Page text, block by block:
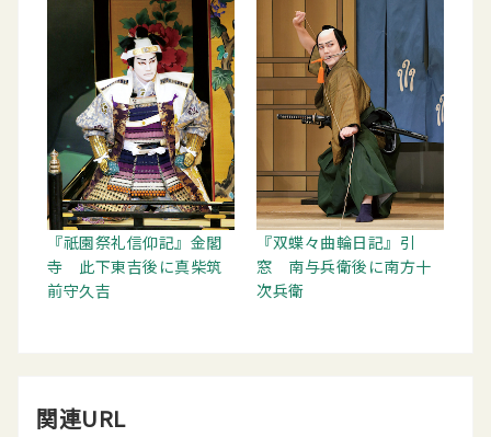
『祇園祭礼信仰記』金閣
寺 此下東吉後に真柴筑
前守久吉
『双蝶々曲輪日記』引
窓 南与兵衛後に南方十
次兵衛
関連URL